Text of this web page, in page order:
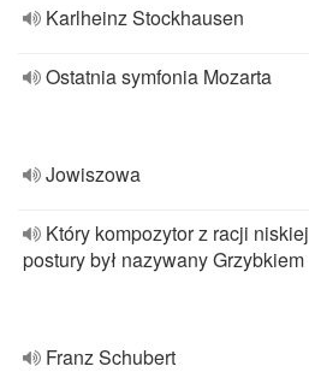
Karlheinz Stockhausen
Ostatnia symfonia Mozarta
Jowiszowa
Który kompozytor z racji niskiej
postury był nazywany Grzybkiem
Franz Schubert